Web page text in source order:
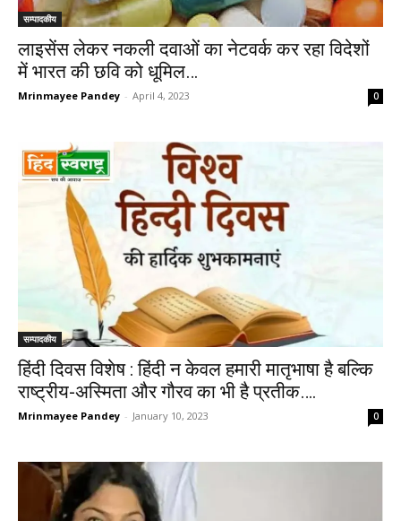
सम्पादकीय
लाइसेंस लेकर नकली दवाओं का नेटवर्क कर रहा विदेशों
में भारत की छवि को धूमिल…
Mrinmayee Pandey - April 4, 2023 0
सम्पादकीय
हिंदी दिवस विशेष : हिंदी न केवल हमारी मातृभाषा है बल्कि
राष्ट्रीय-अस्मिता और गौरव का भी है प्रतीक….
Mrinmayee Pandey - January 10, 2023 0